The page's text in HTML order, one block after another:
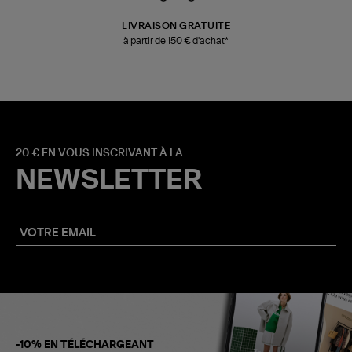
LIVRAISON GRATUITE
à partir de 150 € d'achat*
20 € EN VOUS INSCRIVANT À LA
NEWSLETTER
-10% EN TÉLÉCHARGEANT